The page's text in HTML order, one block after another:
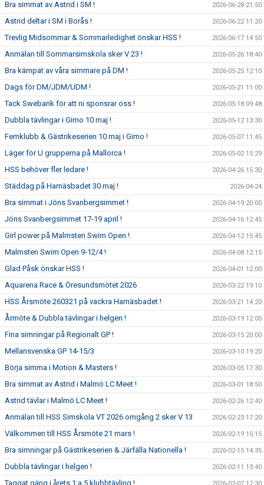
Bra simmat av Astrid i SM ! 2026-06-28 21:50
Astrid deltar i SM i Borås ! 2026-06-22 11:20
Trevlig Midsommar & Sommarledighet önskar HSS ! 2026-06-17 14:50
Anmälan till Sommarsimskola sker V 23 ! 2026-05-26 18:40
Bra kämpat av våra simmare på DM ! 2026-05-25 12:10
Dags för DM/JDM/UDM ! 2026-05-21 11:00
Tack Swebank för att ni sponsrar oss ! 2026-05-18 09:48
Dubbla tävlingar i Gimo 10 maj ! 2026-05-12 13:30
Femklubb & Gästrikeserien 10 maj i Gimo ! 2026-05-07 11:45
Läger för U grupperna på Mallorca ! 2026-05-02 15:29
HSS behöver fler ledare ! 2026-04-26 15:30
Städdag på Harnäsbadet 30 maj ! 2026-04-24
Bra simmat i Jöns Svanbergsimmet ! 2026-04-19 20:00
Jöns Svanbergsimmet 17-19 april ! 2026-04-16 12:45
Girl power på Malmsten Swim Open ! 2026-04-12 15:45
Malmsten Swim Open 9-12/4 ! 2026-04-08 12:15
Glad Påsk önskar HSS ! 2026-04-01 12:00
Aquarena Race & Öresundsmötet 2026 2026-03-22 19:10
HSS Årsmöte 260321 på vackra Harnäsbadet ! 2026-03-21 14:20
Årmöte & Dubbla tävlingar i helgen ! 2026-03-19 12:00
Fina simningar på Regionalt GP ! 2026-03-15 20:00
Mellansvenska GP 14-15/3 2026-03-10 19:20
Börja simma i Motion & Masters ! 2026-03-05 17:30
Bra simmat av Astrid i Malmö LC Meet ! 2026-03-01 18:50
Astrid tävlar i Malmö LC Meet ! 2026-02-26 12:40
Anmälan till HSS Simskola VT 2026 omgång 2 sker V 13 2026-02-23 17:20
Välkommen till HSS Årsmöte 21 mars ! 2026-02-19 15:15
Bra simningar på Gästrikeserien & Järfälla Nationella ! 2026-02-15 14:35
Dubbla tävlingar i helgen ! 2026-02-11 13:40
Taggat gäng i årets 1:a 5 klubbtävling !